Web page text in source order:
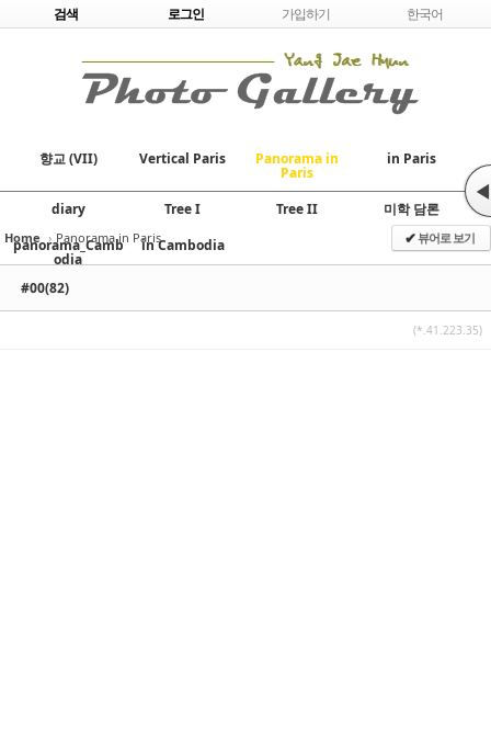
Skip to content
검색 로그인 가입하기 한국어
향교 (VII) Vertical Paris Panorama in
Paris
in Paris
diary Tree I Tree II
미학 담론
panorama_Camb
odia
in Cambodia
◀
Home › Panorama in Paris ✔뷰어로 보기
#00(82)
(*.41.223.35)